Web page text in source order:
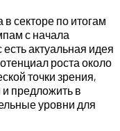
секторе по итогам
с начала
актуальная идея
роста около
точки зрения,
и предложить в
уровни для